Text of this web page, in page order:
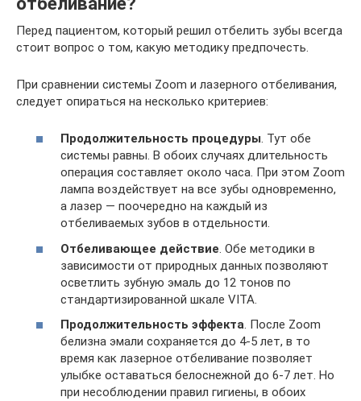
Перед пациентом, который решил отбелить зубы всегда
стоит вопрос о том, какую методику предпочесть.
При сравнении системы Zoom и лазерного отбеливания,
следует опираться на несколько критериев:
Продолжительность процедуры. Тут обе
системы равны. В обоих случаях длительность
операция составляет около часа. При этом Zoom
лампа воздействует на все зубы одновременно,
а лазер — поочередно на каждый из
отбеливаемых зубов в отдельности.
Отбеливающее действие . Обе методики в
зависимости от природных данных позволяют
осветлить зубную эмаль до 12 тонов по
стандартизированной шкале VITA.
Продолжительность эффекта. После Zoom
белизна эмали сохраняется до 4-5 лет, в то
время как лазерное отбеливание позволяет
улыбке оставаться белоснежной до 6-7 лет. Но
при несоблюдении правил гигиены, в обоих